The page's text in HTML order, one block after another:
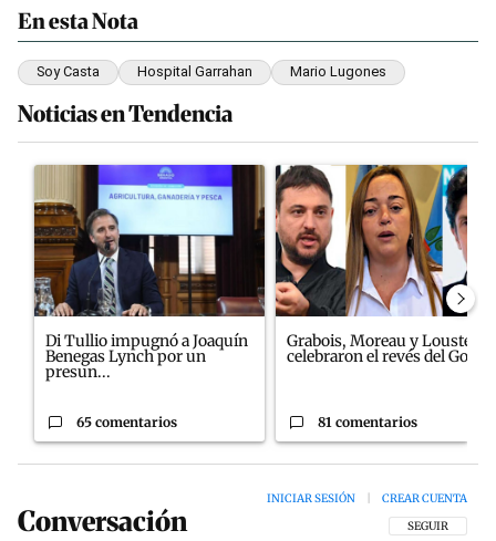
En esta Nota
Soy Casta Hospital Garrahan Mario Lugones
Noticias en Tendencia
Este listado muestra los artículos con más comentarios en los
Un artículo de tendencia con el título "Di Tullio impugnó a
Di Tullio impugnó a Joaquín
Benegas Lynch por un
presun...
65 comentarios
Un artículo de tendencia con
Grabois, Moreau y Lousteau
celebraron el revés del Gobi...
81 comentarios
Conversación SIGA ESTA
SEGUIR
INICIAR SESIÓN CREAR CUENTA